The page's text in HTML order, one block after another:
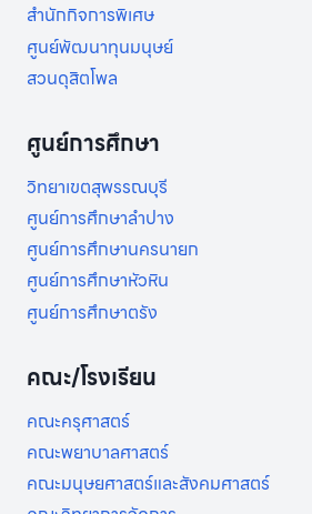
สำนักกิจการพิเศษ
ศูนย์พัฒนาทุนมนุษย์
สวนดุสิตโพล
ศูนย์การศึกษา
วิทยาเขตสุพรรณบุรี
ศูนย์การศึกษาลำปาง
ศูนย์การศึกษานครนายก
ศูนย์การศึกษาหัวหิน
ศูนย์การศึกษาตรัง
คณะ/โรงเรียน
คณะครุศาสตร์
คณะพยาบาลศาสตร์
คณะมนุษยศาสตร์และสังคมศาสตร์